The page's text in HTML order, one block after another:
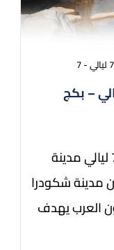
البانيا 8 ايام 7 ليالي – بكج
افضل برنامج سياحي البانيا 8 ايام 7 ليالي مدينة
مدينة شكودرا
العرب يهدف